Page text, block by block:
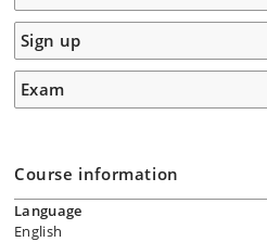
Sign up
Exam
Course information
Language
English